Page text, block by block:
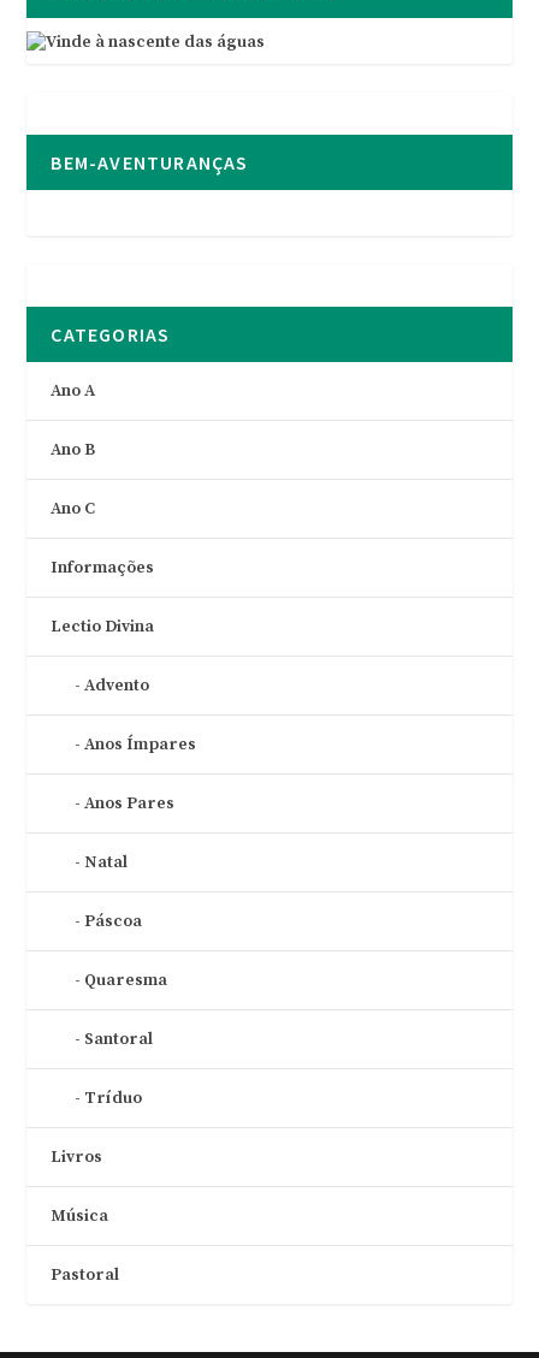
BEM-AVENTURANÇAS
CATEGORIAS
Ano A
Ano B
Ano C
Informações
Lectio Divina
Advento
Anos Ímpares
Anos Pares
Natal
Páscoa
Quaresma
Santoral
Tríduo
Livros
Música
Pastoral